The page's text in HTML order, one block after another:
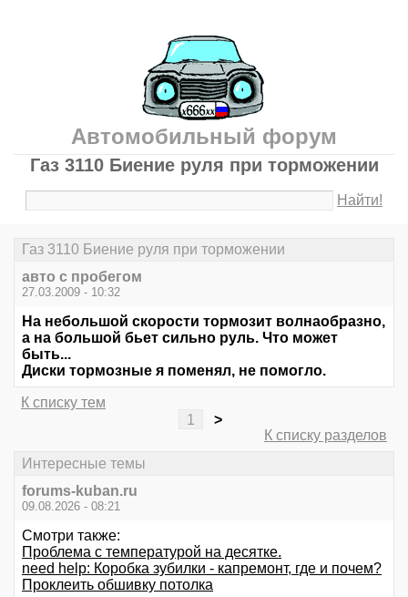
Автомобильный форум
Газ 3110 Биение руля при торможении
Найти!
Газ 3110 Биение руля при торможении
авто с пробегом
27.03.2009 - 10:32
На небольшой скорости тормозит волнаобразно,
а на большой бьет сильно руль. Что может
быть...
Диски тормозные я поменял, не помогло.
К списку тем
1
>
К списку разделов
Интересные темы
forums-kuban.ru
09.08.2026 - 08:21
Смотри также:
Проблема с температурой на десятке.
need help: Коробка зубилки - капремонт, где и почем?
Проклеить обшивку потолка